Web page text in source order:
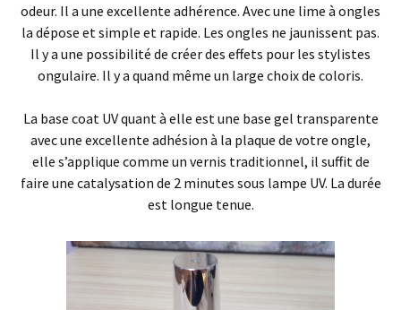
odeur. Il a une excellente adhérence. Avec une lime à ongles
la dépose et simple et rapide. Les ongles ne jaunissent pas.
Il y a une possibilité de créer des effets pour les stylistes
ongulaire. Il y a quand même un large choix de coloris.
La base coat UV quant à elle est une base gel transparente
avec une excellente adhésion à la plaque de votre ongle,
elle s’applique comme un vernis traditionnel, il suffit de
faire une catalysation de 2 minutes sous lampe UV. La durée
est longue tenue.